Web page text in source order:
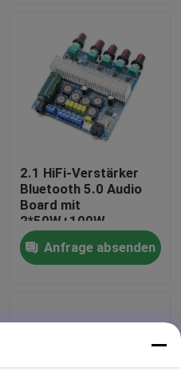
2.1 HiFi-Verstärker
Bluetooth 5.0 Audio
Board mit
2*50W+100W
Ausgang und
DC12~24V
Stromversorgung
Anfrage absenden